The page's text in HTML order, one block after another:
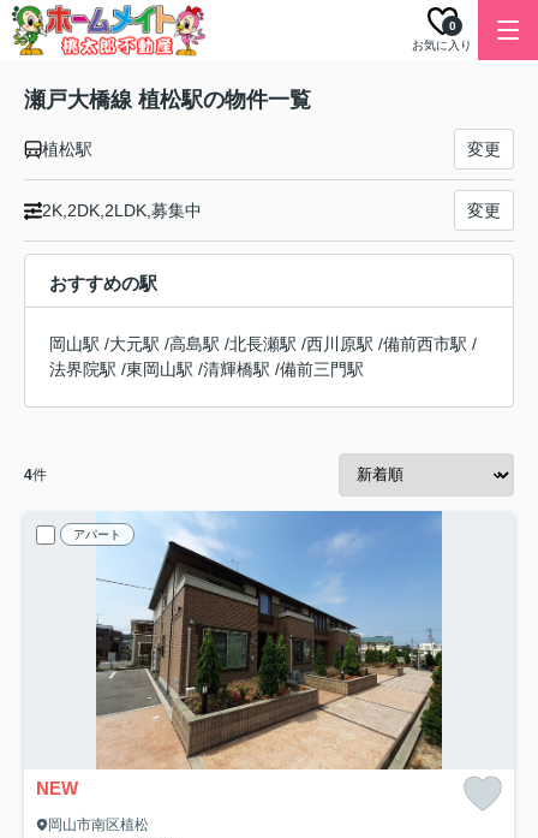
お気に入り
0
瀬戸大橋線 植松駅の物件一覧
植松駅 変更
2K,2DK,2LDK,募集中 変更
おすすめの駅
岡山駅 /大元駅 /高島駅 /北長瀬駅 /西川原駅 /備前西市駅 /
法界院駅 /東岡山駅 /清輝橋駅 /備前三門駅
4件
アパート
NEW
岡山市南区植松